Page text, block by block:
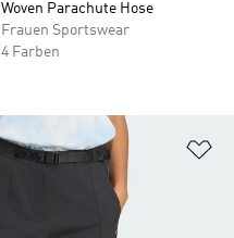
Woven Parachute Hose
Frauen Sportswear
4 Farben